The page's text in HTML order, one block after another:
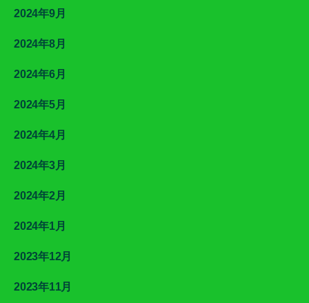
2024年9月
2024年8月
2024年6月
2024年5月
2024年4月
2024年3月
2024年2月
2024年1月
2023年12月
2023年11月